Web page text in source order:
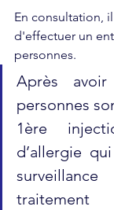
En consultation,
d'effectuer un
personnes.
Après
personnes
1ère
d’allergie